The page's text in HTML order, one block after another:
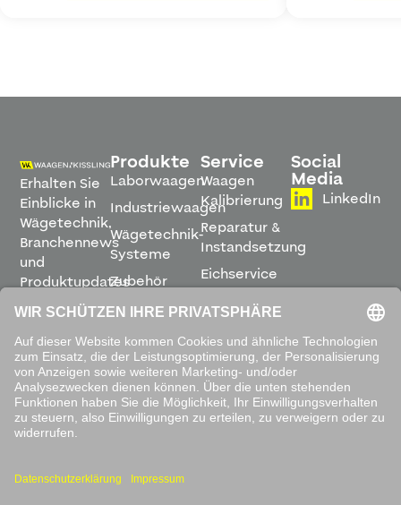
Erhalten Sie
Einblicke in
Wägetechnik,
Branchennews
und
Produktupdates
direkt in
Ihren
Posteingang.
ABONNIEREN
Sie unsere
Datenschutzbestimmungen
Produkte
Laborwaagen
Industriewaagen
Wägetechnik-
Systeme
Zubehör
Software
Service
Waagen
Kalibrierung
Reparatur &
Instandsetzung
Eichservice
Montage &
Inbetriebnahme
Leihwaagen
&
Mietservice
Social
Media
LinkedIn